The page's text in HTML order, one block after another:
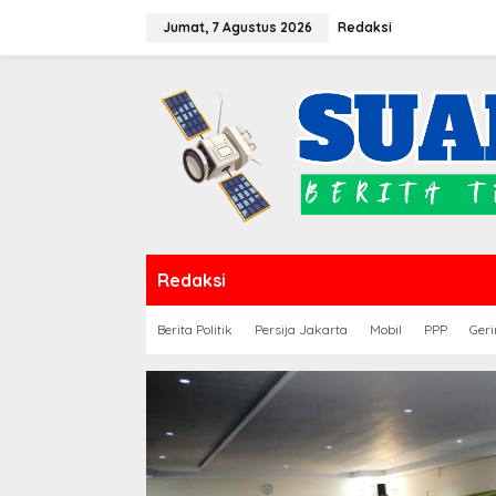
konten
Jumat, 7 Agustus 2026 Redaksi
Redaksi
Berita Politik Persija Jakarta Mobil PPP